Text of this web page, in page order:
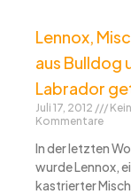
Lennox,
aus Bulldog
Labrador
Juli 17, 2012
Kommentare
In der letzten
wurde Lennox,
kastrierter